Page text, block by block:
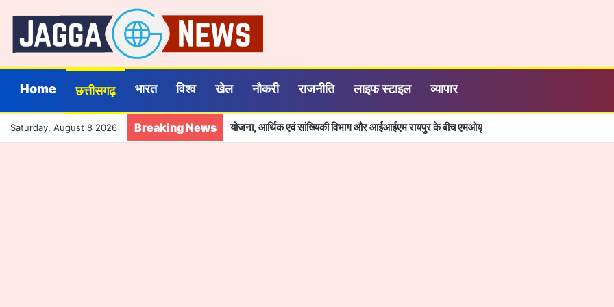
Home छत्तीसगढ़ भारत विश्व खेल नौकरी राजनीति लाइफ स्टाइल व्यापार
Saturday, August 8 2026 Breaking News ढाई साल की उपलब्धियाँ- छत्तीसगढ़ का श्रमिक कल्याण के क्षेत्र में नई पहचान